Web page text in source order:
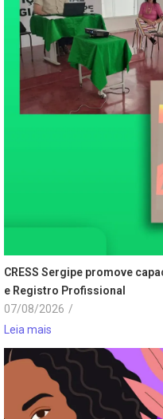
CRESS Sergipe promove
e Registro Profissional
07/08/2026 /
Leia mais